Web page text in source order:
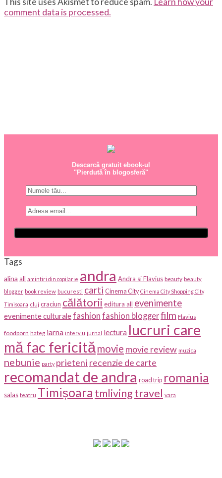
comment data is processed.
Descarcă gratuit ebook-ul
"Pierdută în blogosferă"
Tags
alina all amintiri din copilarie andra Andra si Flavius beauty beauty
blogger book review bucuresti carti Cinema City Cinema City Shopping City
Timisoara cluj craciun călătorii editura all evenimente
evenimente culturalefashion fashion bloggerfilm Flavius
foodporn hateg iarna interviu jurnal lectura lucruri care
mă fac fericitămovie movie review muzica
nebunie party prieteni recenzie de carte
recomandat de andra road trip romania
salas teatru Timișoara tmlivingtravel vara